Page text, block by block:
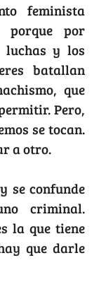
feminista
porque por
luchas y los
batallan
que
Pero,
se tocan.
a otro.
se confunde
criminal.
la que tiene
que darle